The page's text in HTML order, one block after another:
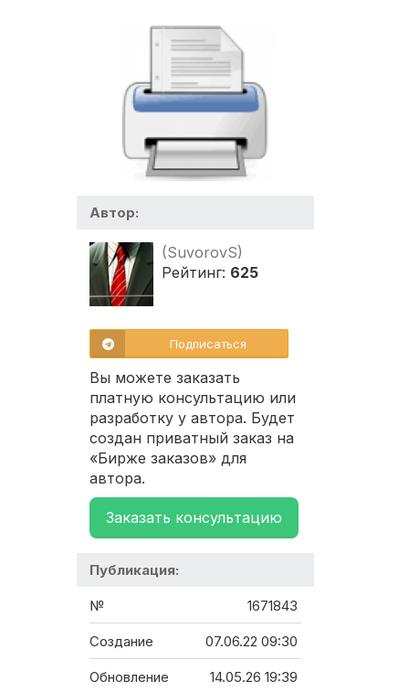
Автор:
(SuvorovS)
Рейтинг: 625
Подписаться
Вы можете заказать
платную консультацию или
разработку у автора. Будет
создан приватный заказ на
«Бирже заказов» для
автора.
Заказать консультацию
Публикация:
№ 1671843
Создание 07.06.22 09:30
Обновление 14.05.26 19:39